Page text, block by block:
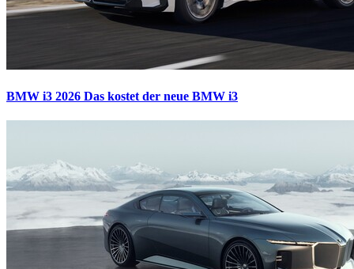
BMW i3 2026 Das kostet der neue BMW i3